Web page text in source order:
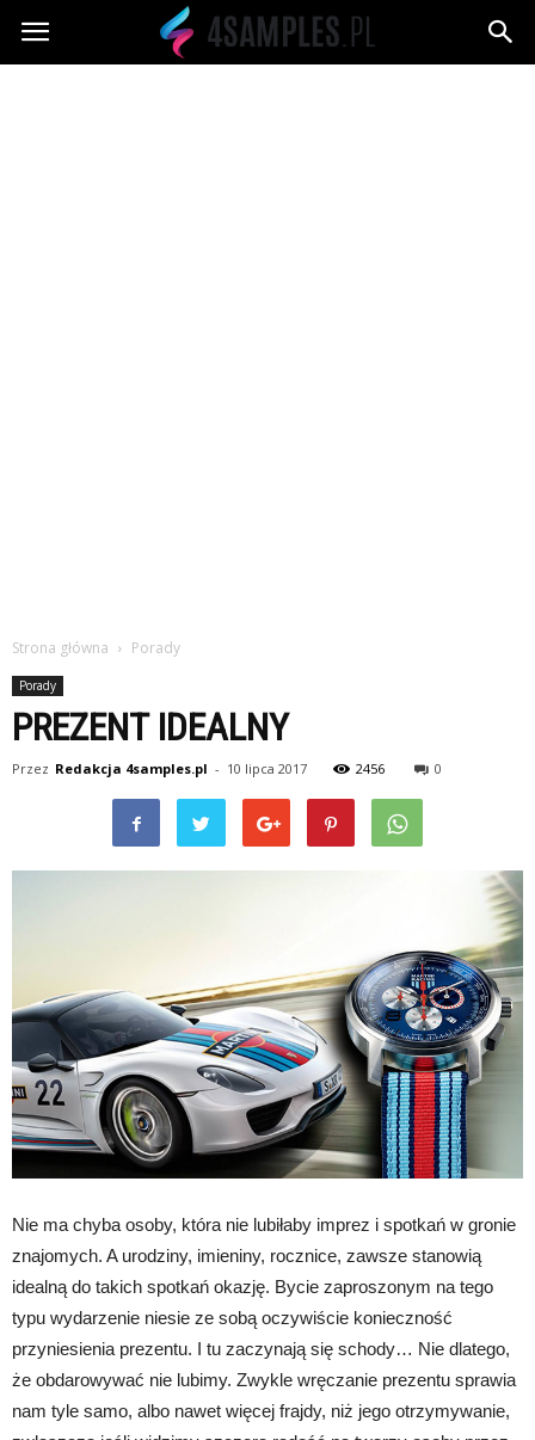
4samples.pl
Strona główna Porady
Porady
PREZENT IDEALNY
Przez Redakcja 4samples.pl - 10 lipca 2017 2456 0
Nie ma chyba osoby, która nie lubiłaby imprez i spotkań w gronie
znajomych. A urodziny, imieniny, rocznice, zawsze stanowią
idealną do takich spotkań okazję. Bycie zaproszonym na tego
typu wydarzenie niesie ze sobą oczywiście konieczność
przyniesienia prezentu. I tu zaczynają się schody… Nie dlatego,
że obdarowywać nie lubimy. Zwykle wręczanie prezentu sprawia
nam tyle samo, albo nawet więcej frajdy, niż jego otrzymywanie,